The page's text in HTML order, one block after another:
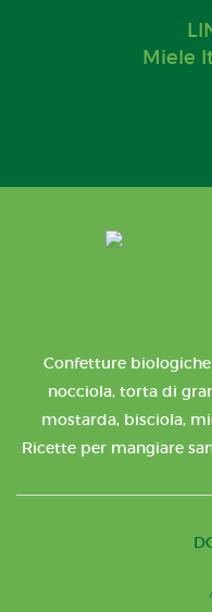
Miele
Confetture
nocciola, torta di
mostarda, bisciola,
Ricette per mangiare